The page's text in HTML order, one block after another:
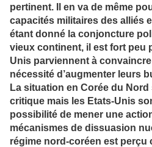
pertinent. Il en va de même
capacités militaires des alliés
étant donné la conjoncture
vieux continent, il est fort peu
Unis parviennent à
nécessité d’augmenter leurs
La situation en Corée du
critique mais les Etats-Unis
possibilité de mener une
mécanismes de dissuasion
régime nord-coréen est perçu